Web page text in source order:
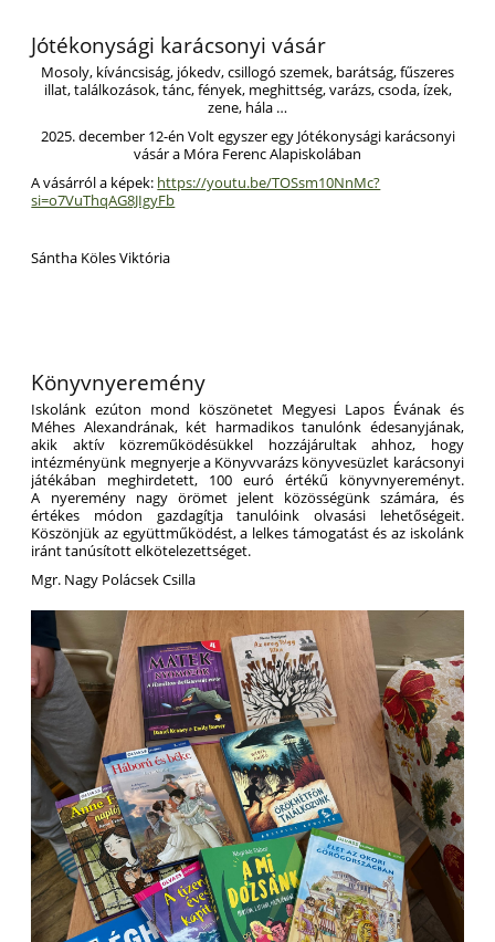
Jótékonysági karácsonyi vásár
Mosoly, kíváncsiság, jókedv, csillogó szemek, barátság, fűszeres
illat, találkozások, tánc, fények, meghittség, varázs, csoda, ízek,
zene, hála …
2025. december 12-én Volt egyszer egy Jótékonysági karácsonyi
vásár a Móra Ferenc Alapiskolában
A vásárról a képek: https://youtu.be/TOSsm10NnMc?
si=o7VuThqAG8JIgyFb
Sántha Köles Viktória
Könyvnyeremény
Iskolánk ezúton mond köszönetet Megyesi Lapos Évának és
Méhes Alexandrának, két harmadikos tanulónk édesanyjának,
akik aktív közreműködésükkel hozzájárultak ahhoz, hogy
intézményünk megnyerje a Könyvvarázs könyvesüzlet karácsonyi
játékában meghirdetett, 100 euró értékű könyvnyereményt.
A nyeremény nagy örömet jelent közösségünk számára, és
értékes módon gazdagítja tanulóink olvasási lehetőségeit.
Köszönjük az együttműködést, a lelkes támogatást és az iskolánk
iránt tanúsított elkötelezettséget.
Mgr. Nagy Polácsek Csilla